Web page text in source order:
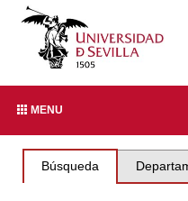
MENU
Búsqueda